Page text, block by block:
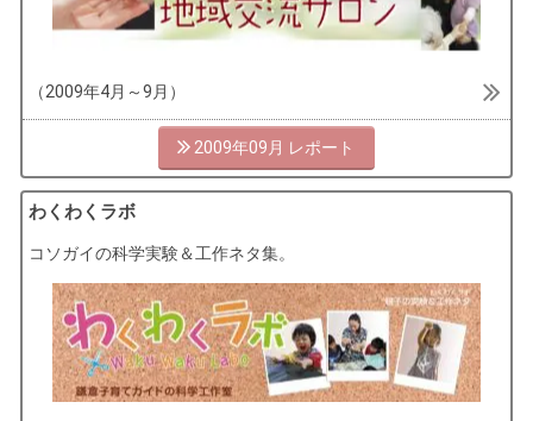
（2009年4月～9月）
2009年09月
わくわくラボ
コソガイの科学実験＆工作ネタ集。